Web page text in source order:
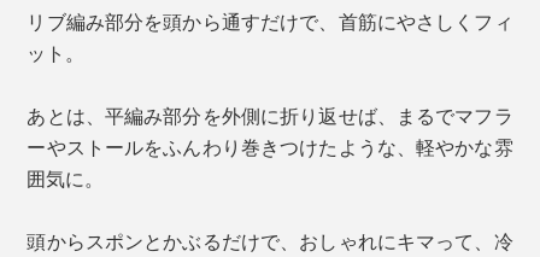
リブ編み部分を頭から通すだけで、首筋にやさしくフィ
ット。
あとは、平編み部分を外側に折り返せば、まるでマフラ
ーやストールをふんわり巻きつけたような、軽やかな雰
囲気に。
頭からスポンとかぶるだけで、おしゃれにキマって、冷